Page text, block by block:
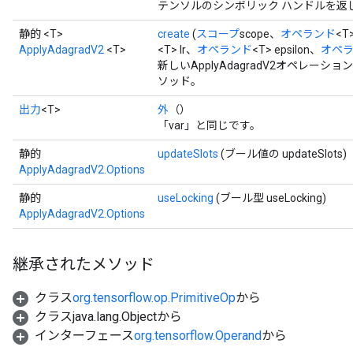
テンソルのシンボリック ハンドルを返
静的 <T>
ApplyAdagradV2 <T>
create (スコープscope、 オペランド
<T> lr、 オペランド<T> epsilon、 オペ
新しいApplyAdagradV2オペレーショ
ソッド。
出力<T> 外 （）
「var」と同じです。
静的
ApplyAdagradV2.Options
updateSlots (ブール値の updateSlots)
静的
ApplyAdagradV2.Options
useLocking (ブール型 useLocking)
継承されたメソッド
クラスorg.tensorflow.op.PrimitiveOpから
クラスjava.lang.Objectから
インターフェースorg.tensorflow.Operandから